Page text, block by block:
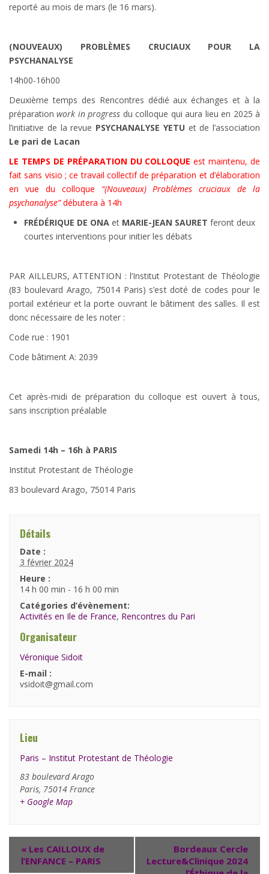
reporté au mois de mars (le 16 mars).
(NOUVEAUX) PROBLÈMES CRUCIAUX POUR LA
PSYCHANALYSE
14h00-16h00
Deuxième temps des Rencontres dédié aux échanges et à la
préparationwork in progress du colloque qui aura lieu en 2025 à
l’initiative de la revue PSYCHANALYSE YETU et de l’association
Le pari de Lacan
LE TEMPS DE PRÉPARATION DU COLLOQUE est maintenu, de
fait sans visio ; ce travail collectif de préparation et d’élaboration
en vue du colloque “(Nouveaux) Problèmes cruciaux de la
psychanalyse”débutera à 14h
FRÉDÉRIQUE DE ONA et MARIE-JEAN SAURET feront deux
courtes interventions pour initier les débats
PAR AILLEURS, ATTENTION : l’Institut Protestant de Théologie
(83 boulevard Arago, 75014 Paris) s’est doté de codes pour le
portail extérieur et la porte ouvrant le bâtiment des salles. Il est
donc nécessaire de les noter :
Code rue : 1901
Code bâtiment A: 2039
Cet après-midi de préparation du colloque est ouvert à tous,
sans inscription préalable
Samedi 14h – 16h à PARIS
Institut Protestant de Théologie
83 boulevard Arago, 75014 Paris
Détails
Date :
3 février 2024
Heure :
14 h 00 min - 16 h 00 min
Catégories d’évènement:
Activités en Ile de France, Rencontres du Pari
Organisateur
Véronique Sidoit
E-mail :
vsidoit@gmail.com
Lieu
Paris – Institut Protestant de Théologie
83 boulevard Arago
Paris, 75014 France
+ Google Map
« Les CAILLOUX de
l’ENFANCE – PARIS
Bordeaux Cercle
Lecture&Clinique 2024